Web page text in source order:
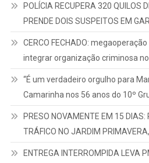
POLÍCIA RECUPERA 320 QUILOS
PRENDE DOIS SUSPEITOS EM
CERCO FECHADO:
integrar organização criminosa
“É um verdadeiro orgulho para
Camarinha nos 56 anos do 10º
PRESO NOVAMENTE EM 15
TRÁFICO NO JARDIM
ENTREGA INTERROMPIDA LEVA